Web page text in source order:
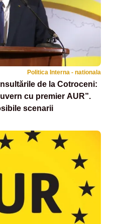
Politica Interna - nationala
de la Cotroceni:
cu premier AUR”.
scenarii